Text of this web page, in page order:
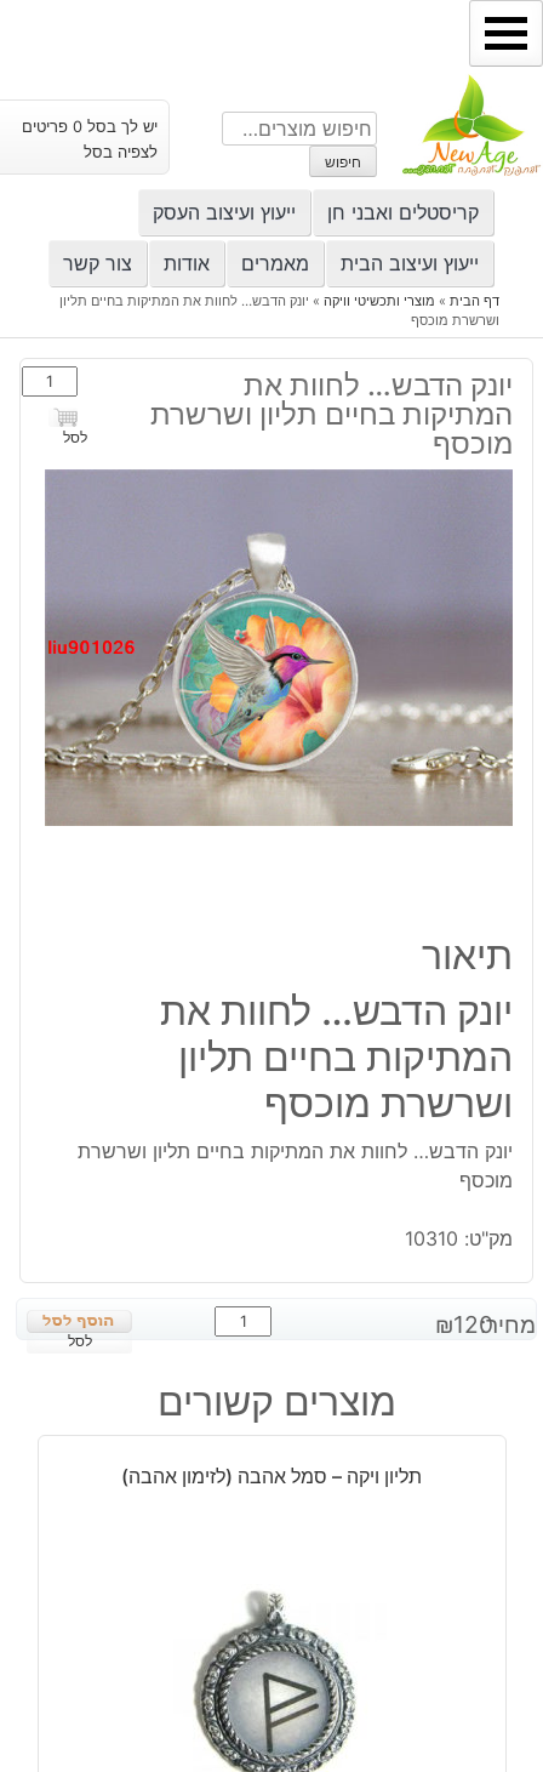
דילוג
לתוכן
חיפוש
עבור:
חיפוש
יש לך בסל 0 פריטים
לצפיה בסל
קריסטלים ואבני חן ייעוץ ועיצוב העסק
ייעוץ ועיצוב הבית מאמרים אודות צור קשר
דף הבית» מוצרי ותכשיטי וויקה» יונק הדבש… לחוות את המתיקות בחיים תליון
ושרשרת מוכסף
יונק הדבש… לחוות את
המתיקות בחיים תליון ושרשרת
מוכסף
כמות
של
יונק
ושרשרת
לסל
תיאור
יונק הדבש… לחוות את
המתיקות בחיים תליון
ושרשרת מוכסף
יונק הדבש… לחוות את המתיקות בחיים תליון ושרשרת
מוכסף
מק"ט: 10310
מחיר: ₪120
כמות
של
הדבש...
לחוות
המתיקות
מוכסף
לסל
מוצרים קשורים
תליון ויקה – סמל אהבה (לזימון אהבה)